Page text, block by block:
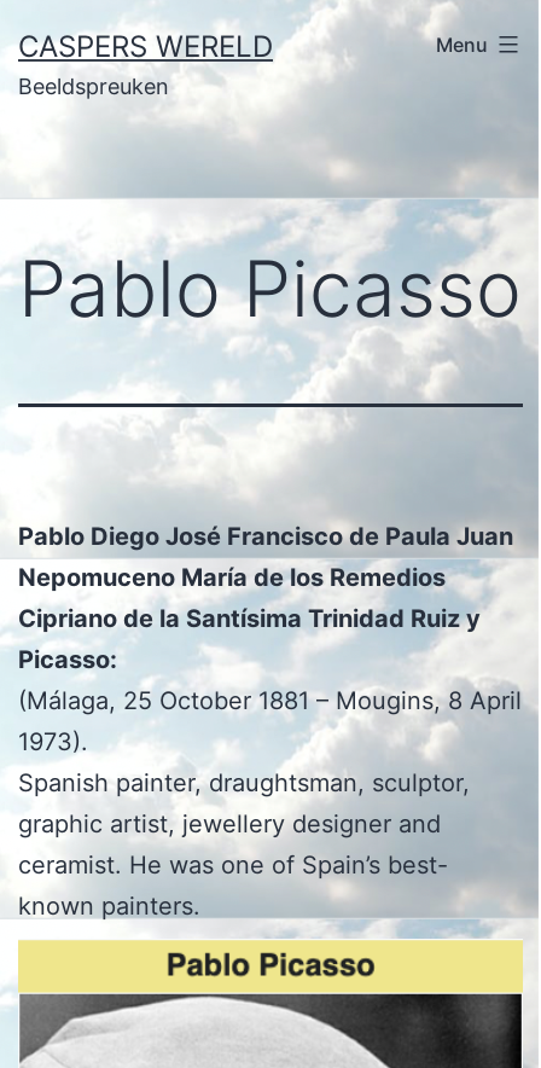
naar
de
CASPERS WERELD
Beeldspreuken
Menu
Pablo Picasso
Pablo Diego José Francisco de Paula Juan
Nepomuceno María de los Remedios
Cipriano de la Santísima Trinidad Ruiz y
Picasso:
(Málaga, 25 October 1881 – Mougins, 8 April
1973).
Spanish painter, draughtsman, sculptor,
graphic artist, jewellery designer and
ceramist. He was one of Spain’s best-
known painters.